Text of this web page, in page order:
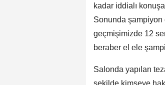
kadar iddialı
Sonunda şampiyon
geçmişimizde 12
beraber el ele
Salonda yapılan